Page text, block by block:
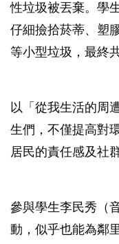
性垃圾被丟棄。學
仔細撿拾菸蒂、塑
等小型垃圾，最終
以「從我生活的周
生們，不僅提高對
居民的責任感及社
參與學生李民秀（
動，似乎也能為鄰